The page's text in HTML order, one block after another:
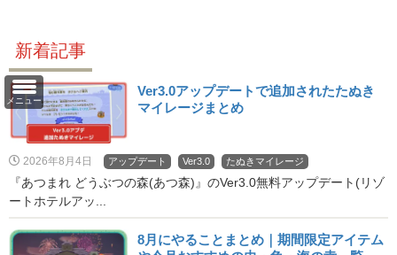
メニュー
新着記事
Ver3.0アップデートで追加されたたぬき
マイレージまとめ
2026年8月4日 アップデート Ver3.0 たぬきマイレージ
『あつまれ どうぶつの森(あつ森)』のVer3.0無料アップデート(リゾ
ートホテルアッ...
8月にやることまとめ｜期間限定アイテム